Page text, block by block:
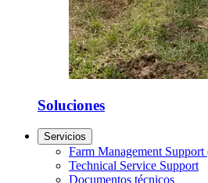
Soluciones
Servicios
Farm Management
Technical Service Support
Documentos técnicos